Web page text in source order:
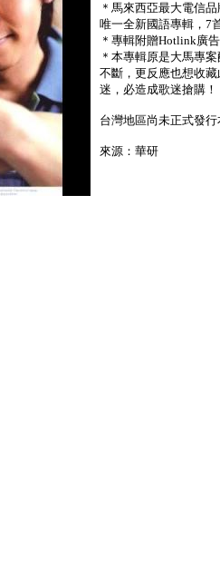
＊馬來西亞最大電信
唯一全新國語專輯，7
＊專輯附贈Hotlink廣
＊本專輯原是大馬專
不斷，更反應也想收
迷，必造成歌迷搶購！
台灣地區尚未正式發
來源：華研